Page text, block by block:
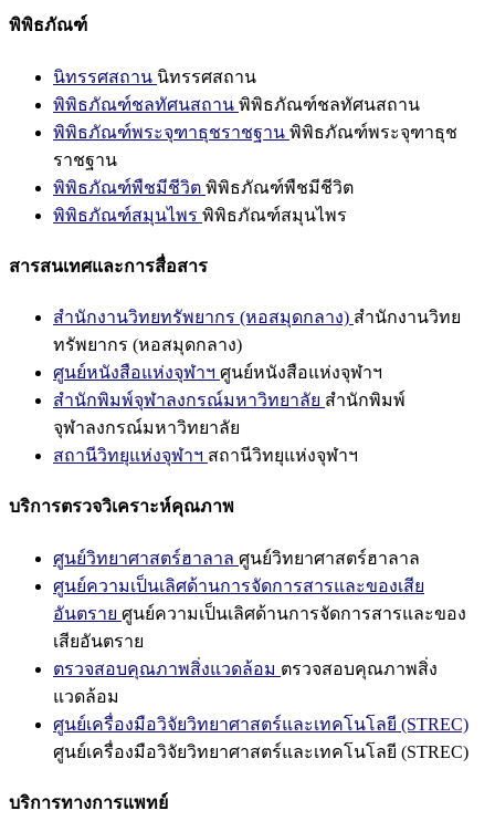
พิพิธภัณฑ์
นิทรรศสถาน นิทรรศสถาน
พิพิธภัณฑ์ชลทัศนสถาน พิพิธภัณฑ์ชลทัศนสถาน
พิพิธภัณฑ์พระจุฑาธุชราชฐาน พิพิธภัณฑ์พระจุฑาธุช
ราชฐาน
พิพิธภัณฑ์พืชมีชีวิต พิพิธภัณฑ์พืชมีชีวิต
พิพิธภัณฑ์สมุนไพร พิพิธภัณฑ์สมุนไพร
สารสนเทศและการสื่อสาร
สำนักงานวิทยทรัพยากร (หอสมุดกลาง) สำนักงานวิทย
ทรัพยากร (หอสมุดกลาง)
ศูนย์หนังสือแห่งจุฬาฯ ศูนย์หนังสือแห่งจุฬาฯ
สำนักพิมพ์จุฬาลงกรณ์มหาวิทยาลัย สำนักพิมพ์
จุฬาลงกรณ์มหาวิทยาลัย
สถานีวิทยุแห่งจุฬาฯ สถานีวิทยุแห่งจุฬาฯ
บริการตรวจวิเคราะห์คุณภาพ
ศูนย์วิทยาศาสตร์ฮาลาล ศูนย์วิทยาศาสตร์ฮาลาล
ศูนย์ความเป็นเลิศด้านการจัดการสารและของเสีย
อันตราย ศูนย์ความเป็นเลิศด้านการจัดการสารและของ
เสียอันตราย
ตรวจสอบคุณภาพสิ่งแวดล้อม ตรวจสอบคุณภาพสิ่ง
แวดล้อม
ศูนย์เครื่องมือวิจัยวิทยาศาสตร์และเทคโนโลยี (STREC)
ศูนย์เครื่องมือวิจัยวิทยาศาสตร์และเทคโนโลยี (STREC)
บริการทางการแพทย์